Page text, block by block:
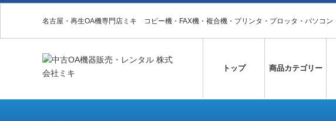
名古屋・再生OA機専門店ミキ コピー機・FAX機・複合機・プリンタ・プロッタ・パソコン
トップ 商品カテゴリー